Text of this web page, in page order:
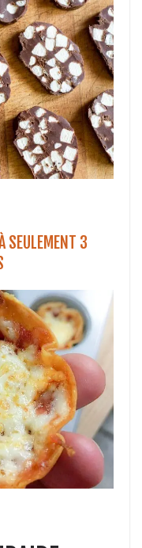
SEULEMENT 3